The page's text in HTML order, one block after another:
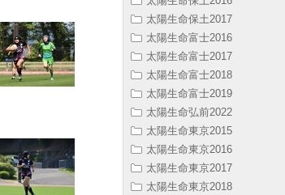
太陽生命保土2017
太陽生命富士2016
太陽生命富士2017
太陽生命富士2018
太陽生命富士2019
太陽生命弘前2022
太陽生命東京2015
太陽生命東京2016
太陽生命東京2017
太陽生命東京2018